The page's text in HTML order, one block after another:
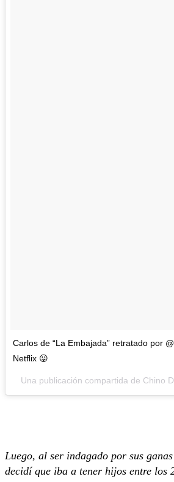
Carlos de “La Embajada” retratado por
Netflix 😛
Una publicación compartida de Chino
Luego, al ser indagado por sus
decidí que iba a tener hijos entre los